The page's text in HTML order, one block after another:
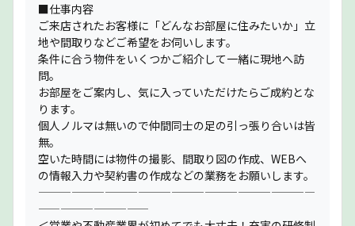
■仕事内容
ご来店されたお客様に「どんなお部屋に住みたいか」立
地や間取りなどご希望をお伺いします。
条件に合う物件をいくつかご紹介して一緒に現地へ訪
問。
お部屋をご案内し、気に入っていただけたらご成約とな
ります。
個人ノルマは無いので仲間同士の足の引っ張り合いは皆
無。
空いた時間には物件の撮影、間取り図の作成、WEBへ
の情報入力や契約書の作成などの業務をお願いします。
—————————————————————————
——————————